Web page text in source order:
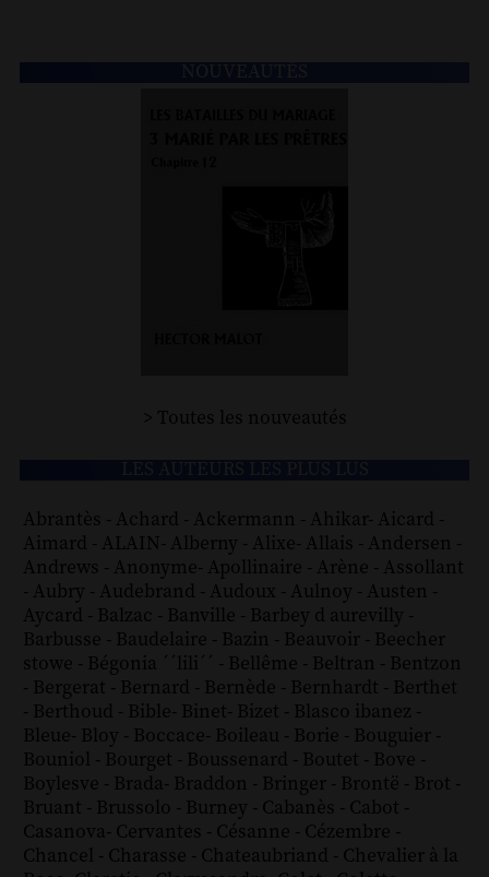
> Toutes les nouveautés
Abrantès - Achard - Ackermann - Ahikar- Aicard -
Aimard - ALAIN- Alberny - Alixe- Allais - Andersen -
Andrews - Anonyme- Apollinaire - Arène - Assollant
- Aubry - Audebrand - Audoux - Aulnoy - Austen -
Aycard - Balzac - Banville - Barbey d aurevilly -
Barbusse - Baudelaire - Bazin - Beauvoir - Beecher
stowe - Bégonia ´´lili´´ - Bellême - Beltran - Bentzon
- Bergerat - Bernard - Bernède - Bernhardt - Berthet
- Berthoud - Bible- Binet- Bizet - Blasco ibanez -
Bleue- Bloy - Boccace- Boileau - Borie - Bouguier -
Bouniol - Bourget - Boussenard - Boutet - Bove -
Boylesve - Brada- Braddon - Bringer - Brontë - Brot -
Bruant - Brussolo - Burney - Cabanès - Cabot -
Casanova- Cervantes - Césanne - Cézembre -
Chancel - Charasse - Chateaubriand - Chevalier à la